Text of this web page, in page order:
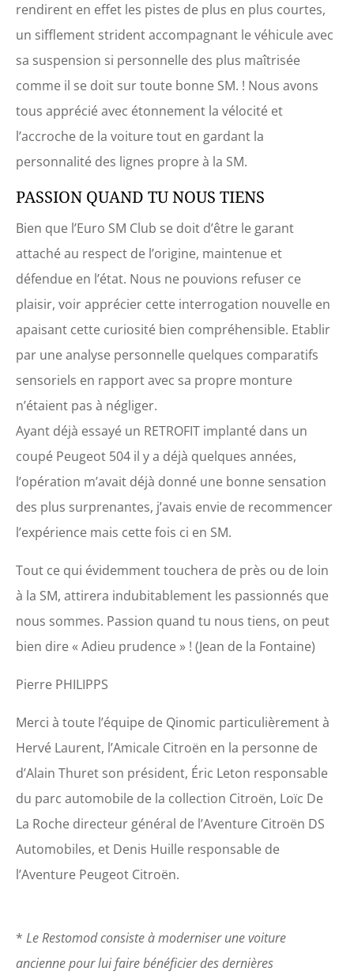
rendirent en effet les pistes de plus en plus courtes,
un sifflement strident accompagnant le véhicule avec
sa suspension si personnelle des plus maîtrisée
comme il se doit sur toute bonne SM. ! Nous avons
tous apprécié avec étonnement la vélocité et
l’accroche de la voiture tout en gardant la
personnalité des lignes propre à la SM.
PASSION QUAND TU NOUS TIENS
Bien que l’Euro SM Club se doit d’être le garant
attaché au respect de l’origine, maintenue et
défendue en l’état. Nous ne pouvions refuser ce
plaisir, voir apprécier cette interrogation nouvelle en
apaisant cette curiosité bien compréhensible. Etablir
par une analyse personnelle quelques comparatifs
sensoriels en rapport avec sa propre monture
n’étaient pas à négliger.
Ayant déjà essayé un RETROFIT implanté dans un
coupé Peugeot 504 il y a déjà quelques années,
l’opération m’avait déjà donné une bonne sensation
des plus surprenantes, j’avais envie de recommencer
l’expérience mais cette fois ci en SM.
Tout ce qui évidemment touchera de près ou de loin
à la SM, attirera indubitablement les passionnés que
nous sommes. Passion quand tu nous tiens, on peut
bien dire « Adieu prudence » ! (Jean de la Fontaine)
Pierre PHILIPPS
Merci à toute l’équipe de Qinomic particulièrement à
Hervé Laurent, l’Amicale Citroën en la personne de
d’Alain Thuret son président, Éric Leton responsable
du parc automobile de la collection Citroën, Loïc De
La Roche directeur général de l’Aventure Citroën DS
Automobiles, et Denis Huille responsable de
l’Aventure Peugeot Citroën.
* Le Restomod consiste à moderniser une voiture
ancienne pour lui faire bénéficier des dernières